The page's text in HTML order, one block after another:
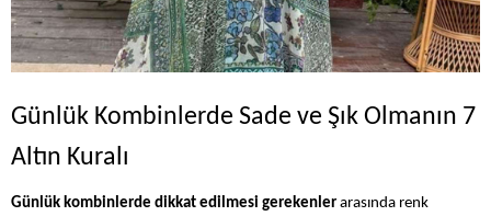
Günlük Kombinlerde Sade ve Şık Olmanın 7
Altın Kuralı
Günlük kombinlerde dikkat edilmesi gerekenler arasında renk